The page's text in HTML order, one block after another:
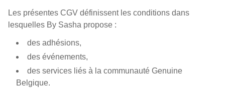
Les présentes CGV définissent les conditions dans
lesquelles By Sasha propose :
des adhésions,
des événements,
des services liés à la communauté Genuine
Belgique.